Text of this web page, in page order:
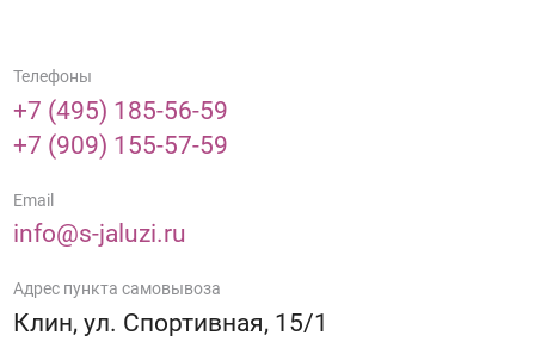
Телефоны
+7 (495) 185-56-59
+7 (909) 155-57-59
Email
info@s-jaluzi.ru
Адрес пункта самовывоза
Клин, ул. Спортивная, 15/1